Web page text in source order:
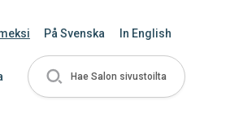
På Svenska In English
Hae Salon sivustoilta